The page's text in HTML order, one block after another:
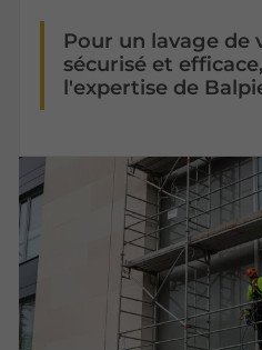
Pour un lavage de
sécurisé et
l'expertise de